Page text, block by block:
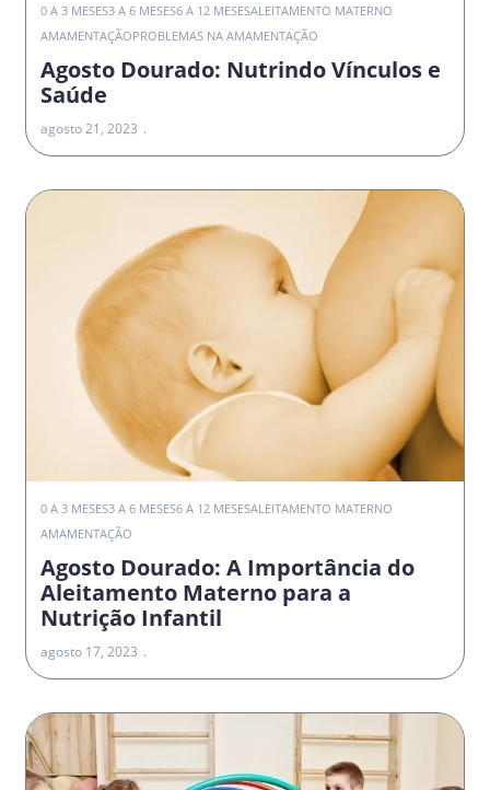
0 A 3 MESES3 A 6 MESES6 A 12 MESESALEITAMENTO MATERNO
AMAMENTAÇÃOPROBLEMAS NA AMAMENTAÇÃO
Agosto Dourado: Nutrindo Vínculos e
Saúde
agosto 21, 2023
0 A 3 MESES3 A 6 MESES6 A 12 MESESALEITAMENTO MATERNO
AMAMENTAÇÃO
Agosto Dourado: A Importância do
Aleitamento Materno para a
Nutrição Infantil
agosto 17, 2023